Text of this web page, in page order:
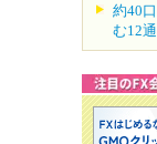
約40
む12